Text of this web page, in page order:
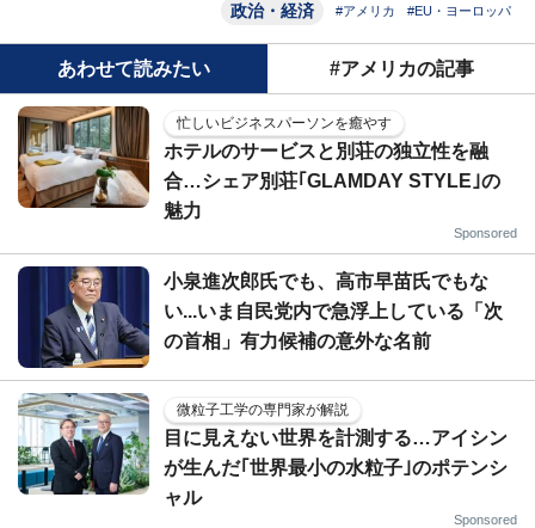
政治・経済 #アメリカ #EU・ヨーロッパ
あわせて読みたい #アメリカの記事
忙しいビジネスパーソンを癒やす
ホテルのサービスと別荘の独立性を融
合…シェア別荘｢GLAMDAY STYLE｣の
魅力
Sponsored
小泉進次郎氏でも、高市早苗氏でもな
い...いま自民党内で急浮上している「次
の首相」有力候補の意外な名前
微粒子工学の専門家が解説
目に見えない世界を計測する…アイシン
が生んだ｢世界最小の水粒子｣のポテンシ
ャル
Sponsored